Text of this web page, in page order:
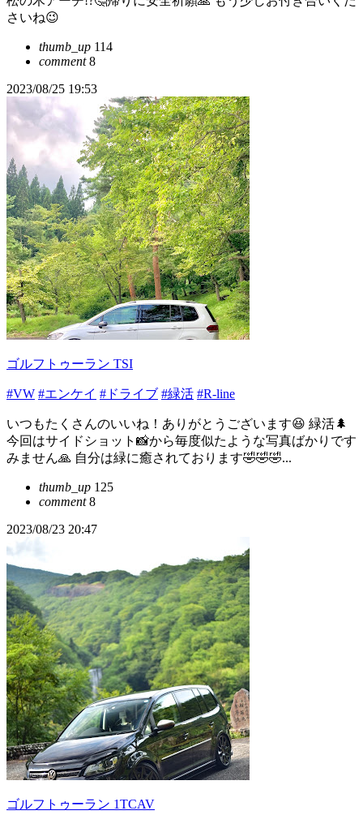
さいね😉
thumb_up 114
comment8
2023/08/25 19:53
ゴルフトゥーラン TSI
#VW #エンケイ #ドライブ #緑活 #R-line
いつもたくさんのいいね！ありがとうございます😆 緑活🌲
今回はサイドショット📸から毎度似たような写真ばかりです
みません🙏 自分は緑に癒されております🤣🤣🤣...
thumb_up 125
comment8
2023/08/23 20:47
ゴルフトゥーラン 1TCAV